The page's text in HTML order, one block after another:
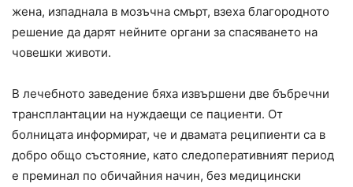
жена, изпаднала в мозъчна смърт, взеха благородното
решение да дарят нейните органи за спасяването на
човешки животи.
В лечебното заведение бяха извършени две бъбречни
трансплантации на нуждаещи се пациенти. От
болницата информират, че и двамата реципиенти са в
добро общо състояние, като следоперативният период
е преминал по обичайния начин, без медицински